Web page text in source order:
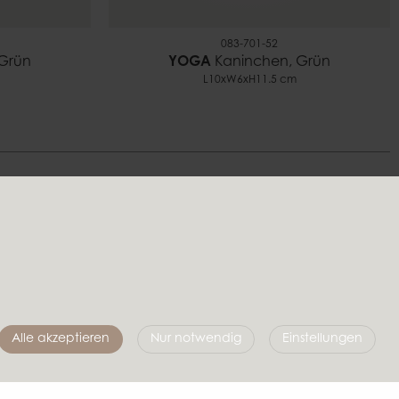
Alle akzeptieren Nur notwendig Einstellungen
083-701-52
YOGA Kaninchen, Grün
L10xW6xH11.5 cm